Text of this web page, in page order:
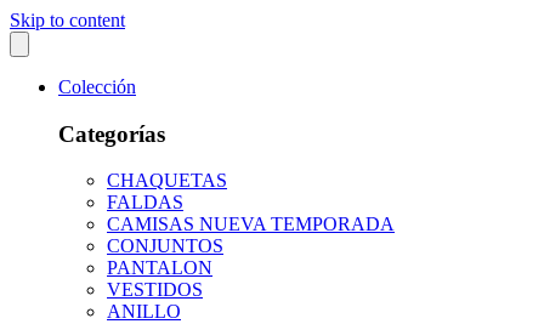
Skip to content
Colección
Categorías
CHAQUETAS
FALDAS
CAMISAS NUEVA TEMPORADA
CONJUNTOS
PANTALON
VESTIDOS
ANILLO